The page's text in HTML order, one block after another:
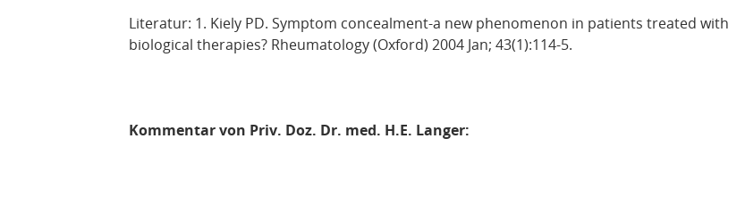
Literatur: 1. Kiely PD. Symptom concealment-a new phenomenon in patients treated with
biological therapies? Rheumatology (Oxford) 2004 Jan; 43(1):114-5.
Kommentar von Priv. Doz. Dr. med. H.E. Langer: